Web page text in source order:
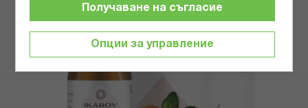
Опции за управление
Получаване на съгласие